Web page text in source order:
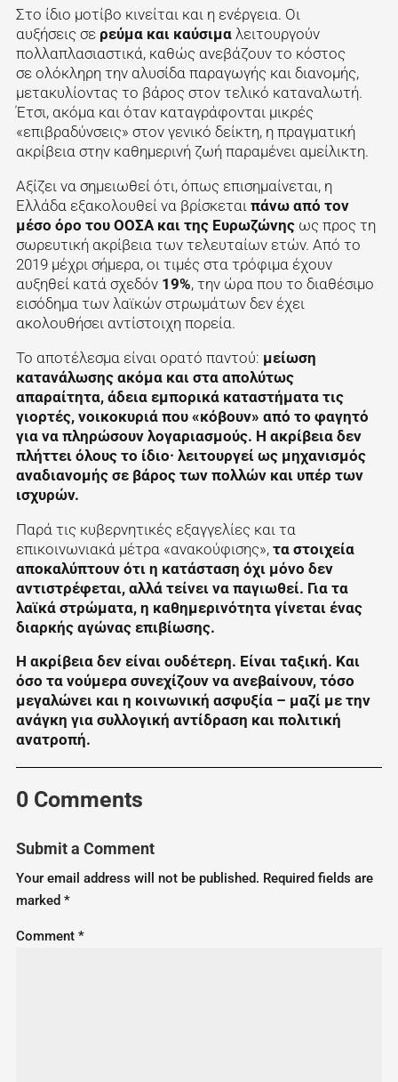
Στο ίδιο μοτίβο κινείται και η ενέργεια. Οι
αυξήσεις σε ρεύμα και καύσιμαλειτουργούν
πολλαπλασιαστικά, καθώς ανεβάζουν το κόστος
σε ολόκληρη την αλυσίδα παραγωγής και διανομής,
μετακυλίοντας το βάρος στον τελικό καταναλωτή.
Έτσι, ακόμα και όταν καταγράφονται μικρές
«επιβραδύνσεις» στον γενικό δείκτη, η πραγματική
ακρίβεια στην καθημερινή ζωή παραμένει αμείλικτη.
Αξίζει να σημειωθεί ότι, όπως επισημαίνεται, η
Ελλάδα εξακολουθεί να βρίσκεται πάνω από τον
μέσο όρο του ΟΟΣΑ και της Ευρωζώνηςως προς τη
σωρευτική ακρίβεια των τελευταίων ετών. Από το
2019 μέχρι σήμερα, οι τιμές στα τρόφιμα έχουν
αυξηθεί κατά σχεδόν 19%, την ώρα που το διαθέσιμο
εισόδημα των λαϊκών στρωμάτων δεν έχει
ακολουθήσει αντίστοιχη πορεία.
Το αποτέλεσμα είναι ορατό παντού: μείωση
κατανάλωσης ακόμα και στα απολύτως
απαραίτητα, άδεια εμπορικά καταστήματα τις
γιορτές, νοικοκυριά που «κόβουν» από το φαγητό
για να πληρώσουν λογαριασμούς. Η ακρίβεια δεν
πλήττει όλους το ίδιο· λειτουργεί ως μηχανισμός
αναδιανομής σε βάρος των πολλών και υπέρ των
ισχυρών.
Παρά τις κυβερνητικές εξαγγελίες και τα
επικοινωνιακά μέτρα «ανακούφισης», τα στοιχεία
αποκαλύπτουν ότι η κατάσταση όχι μόνο δεν
αντιστρέφεται, αλλά τείνει να παγιωθεί. Για τα
λαϊκά στρώματα, η καθημερινότητα γίνεται ένας
διαρκής αγώνας επιβίωσης.
Η ακρίβεια δεν είναι ουδέτερη. Είναι ταξική. Και
όσο τα νούμερα συνεχίζουν να ανεβαίνουν, τόσο
μεγαλώνει και η κοινωνική ασφυξία – μαζί με την
ανάγκη για συλλογική αντίδραση και πολιτική
ανατροπή.
0 Comments
Submit a Comment
Your email address will not be published. Required fields are
marked *
Comment *